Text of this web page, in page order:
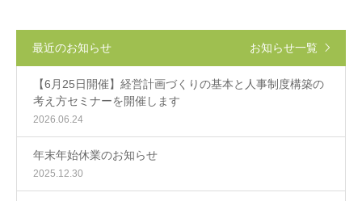
最近のお知らせ お知らせ一覧
【6月25日開催】経営計画づくりの基本と人事制度構築の
考え方セミナーを開催します
2026.06.24
年末年始休業のお知らせ
2025.12.30